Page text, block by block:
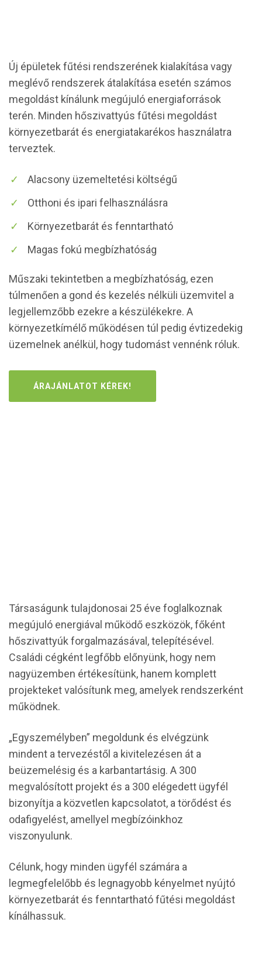
Új épületek fűtési rendszerének kialakítása vagy
meglévő rendszerek átalakítása esetén számos
megoldást kínálunk megújuló energiaforrások
terén. Minden hőszivattyús fűtési megoldást
környezetbarát és energiatakarékos használatra
terveztek.
Alacsony üzemeltetési költségű
Otthoni és ipari felhasználásra
Környezetbarát és fenntartható
Magas fokú megbízhatóság
Műszaki tekintetben a megbízhatóság, ezen
túlmenően a gond és kezelés nélküli üzemvitel a
legjellemzőbb ezekre a készülékekre. A
környezetkímélő működésen túl pedig évtizedekig
üzemelnek anélkül, hogy tudomást vennénk róluk.
ÁRAJÁNLATOT KÉREK!
Társaságunk tulajdonosai 25 éve foglalkoznak
megújuló energiával működő eszközök, főként
hőszivattyúk forgalmazásával, telepítésével.
Családi cégként legfőbb előnyünk, hogy nem
nagyüzemben értékesítünk, hanem komplett
projekteket valósítunk meg, amelyek rendszerként
működnek.
„Egyszemélyben” megoldunk és elvégzünk
mindent a tervezéstől a kivitelezésen át a
beüzemelésig és a karbantartásig. A 300
megvalósított projekt és a 300 elégedett ügyfél
bizonyítja a közvetlen kapcsolatot, a törődést és
odafigyelést, amellyel megbízóinkhoz
viszonyulunk.
Célunk, hogy minden ügyfél számára a
legmegfelelőbb és legnagyobb kényelmet nyújtó
környezetbarát és fenntartható fűtési megoldást
kínálhassuk.